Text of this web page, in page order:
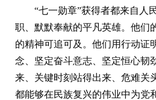
“七一勋章”获得者都来自人
职、默默奉献的平凡英雄。他们
的精神可追可及。他们用行动证
念、坚定奋斗意志、坚定恒心韧
来、关键时刻站得出来、危难关
都能够在民族复兴的伟业中为党